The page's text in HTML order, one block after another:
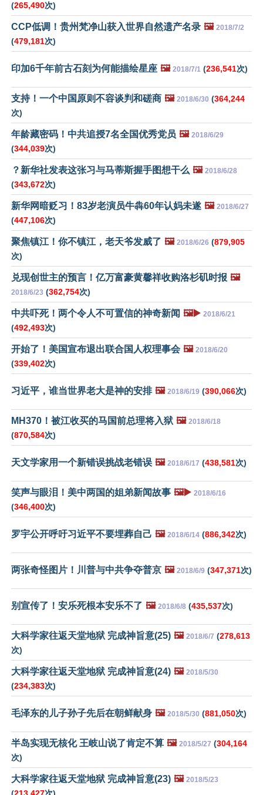
(265,490次)
CCP低调！贵州梵净山获入世界自然遗产名录 🖼️ 2018/7/2
(479,181次)
印加6千年前古石刻为何能描绘星座 🖼️ 2018/7/1 (236,541次)
支持！一个中国原则不容谈判和磋商 🖼️ 2018/6/30 (364,244
次)
年龄藏密码！中共追授7名全国优秀党员 🖼️ 2018/6/29
(344,039次)
？新华社发表这张习与马蒂斯握手图想干么 🖼️ 2018/6/28
(343,672次)
新华网暗贬习！83岁老演员牛犇60年认妈未遂 🖼️ 2018/6/27
(447,106次)
聚焦镇江！你不镇江，老天爷发威了 🖼️ 2018/6/26 (879,905
次)
兑现创世主的预言！亿万富豪黄馨祥收购洛杉矶时报 🖼️
2018/6/23 (362,754次)
中共吓死！两个令人不可置信的神奇新闻 🖼️▶️ 2018/6/21
(492,493次)
开始了！美国宣布退出联合国人权理事会 🖼️ 2018/6/20
(339,402次)
习近平，谁当世界老大是神的安排 🖼️ 2018/6/19 (390,066次)
MH370！被江收买的马国前总理将入狱 🖼️ 2018/6/18
(870,584次)
天文学家用一个新错误挑战老错误 🖼️ 2018/6/17 (438,581次)
笑声与眼泪！美中两国的姐弟新闻故事 🖼️▶️ 2018/6/16
(346,400次)
罗宇公开呼吁习近平不要埋葬自己 🖼️ 2018/6/14 (886,342次)
两张奇怪图片！川普与中共争夺普京 🖼️ 2018/6/9 (347,371次)
别宣传了！安乐死根本安乐不了 🖼️ 2018/6/8 (435,537次)
大科学家往返天堂地狱 完成神旨意(25) 🖼️ 2018/6/7 (278,613
次)
大科学家往返天堂地狱 完成神旨意(24) 🖼️ 2018/5/30
(234,383次)
毛泽东的儿子孙子先后在朝鲜献身 🖼️ 2018/5/30 (881,050次)
半岛实现无核化 王岐山说了肯定不算 🖼️ 2018/5/27 (304,164
次)
大科学家往返天堂地狱 完成神旨意(23) 🖼️ 2018/5/23